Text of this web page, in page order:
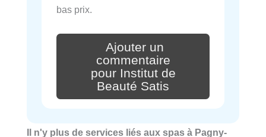
bas prix.
Ajouter un
commentaire
pour Institut de
Beauté Satis
Il n'y plus de services liés aux spas à Pagny-